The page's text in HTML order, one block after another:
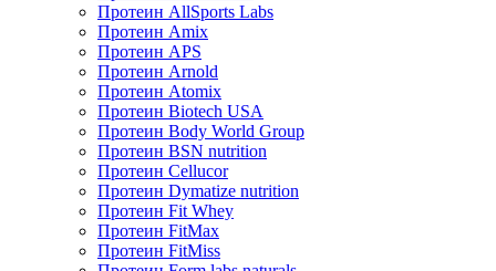
Протеин AllSports Labs
Протеин Amix
Протеин APS
Протеин Arnold
Протеин Atomix
Протеин Biotech USA
Протеин Body World Group
Протеин BSN nutrition
Протеин Cellucor
Протеин Dymatize nutrition
Протеин Fit Whey
Протеин FitMax
Протеин FitMiss